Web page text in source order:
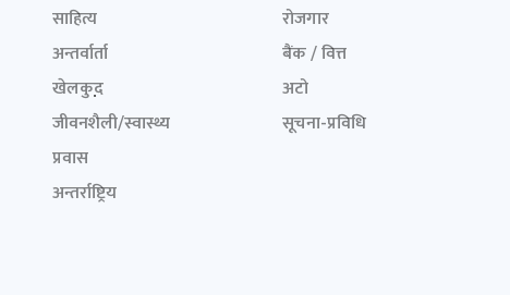
साहित्य
अन्तर्वार्ता
खेलकुद़़
जीवनशैली/स्वास्थ्य
प्रवास
अन्तर्राष्ट्रिय
रोजगार
बैंक / वित्त
अटो
सूचना-प्रविधि